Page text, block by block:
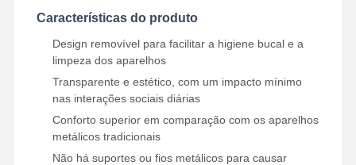
Converse
Agora
Características do produto
Design removível para facilitar a higiene bucal e a
limpeza dos aparelhos
Transparente e estético, com um impacto mínimo
nas interações sociais diárias
Conforto superior em comparação com os aparelhos
metálicos tradicionais
Não há suportes ou fios metálicos para causar